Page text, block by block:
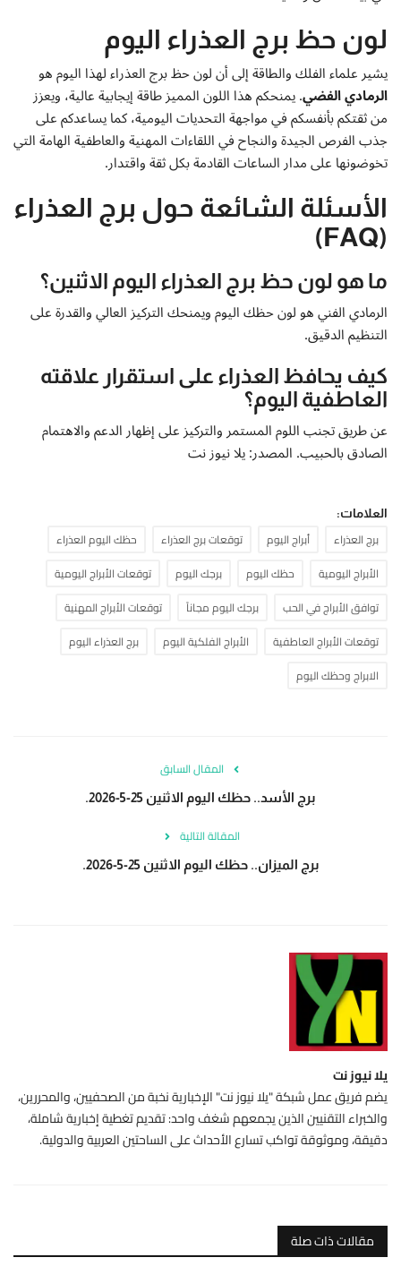
لون حظ برج العذراء اليوم
يشير علماء الفلك والطاقة إلى أن لون حظ برج العذراء لهذا اليوم هو
الرمادي الفضي. يمنحكم هذا اللون المميز طاقة إيجابية عالية، ويعزز
من ثقتكم بأنفسكم في مواجهة التحديات اليومية، كما يساعدكم على
جذب الفرص الجيدة والنجاح في اللقاءات المهنية والعاطفية الهامة التي
تخوضونها على مدار الساعات القادمة بكل ثقة واقتدار.
الأسئلة الشائعة حول برج العذراء
(FAQ)
ما هو لون حظ برج العذراء اليوم الاثنين؟
الرمادي الفني هو لون حظك اليوم ويمنحك التركيز العالي والقدرة على
التنظيم الدقيق.
كيف يحافظ العذراء على استقرار علاقته
العاطفية اليوم؟
عن طريق تجنب اللوم المستمر والتركيز على إظهار الدعم والاهتمام
الصادق بالحبيب. المصدر: يلا نيوز نت
العلامات:
برج العذراء أبراج اليوم توقعات برج العذراء
حظك اليوم العذراء
الأبراج اليومية
حظك اليوم برجك اليوم
توقعات الأبراج اليومية
توافق الأبراج في الحب
برجك اليوم مجاناً
توقعات الأبراج المهنية
توقعات الأبراج العاطفية
الأبراج الفلكية اليوم
برج العذراء اليوم
الابراج وحظك اليوم
المقال السابق
برج الأسد.. حظك اليوم الاثنين 25-5-2026.
المقالة التالية
برج الميزان.. حظك اليوم الاثنين 25-5-2026.
يلا نيوز نت
يضم فريق عمل شبكة "يلا نيوز نت" الإخبارية نخبة من الصحفيين، والمحررين،
والخبراء التقنيين الذين يجمعهم شغف واحد: تقديم تغطية إخبارية شاملة،
دقيقة، وموثوقة تواكب تسارع الأحداث على الساحتين العربية والدولية.
مقالات ذات صلة